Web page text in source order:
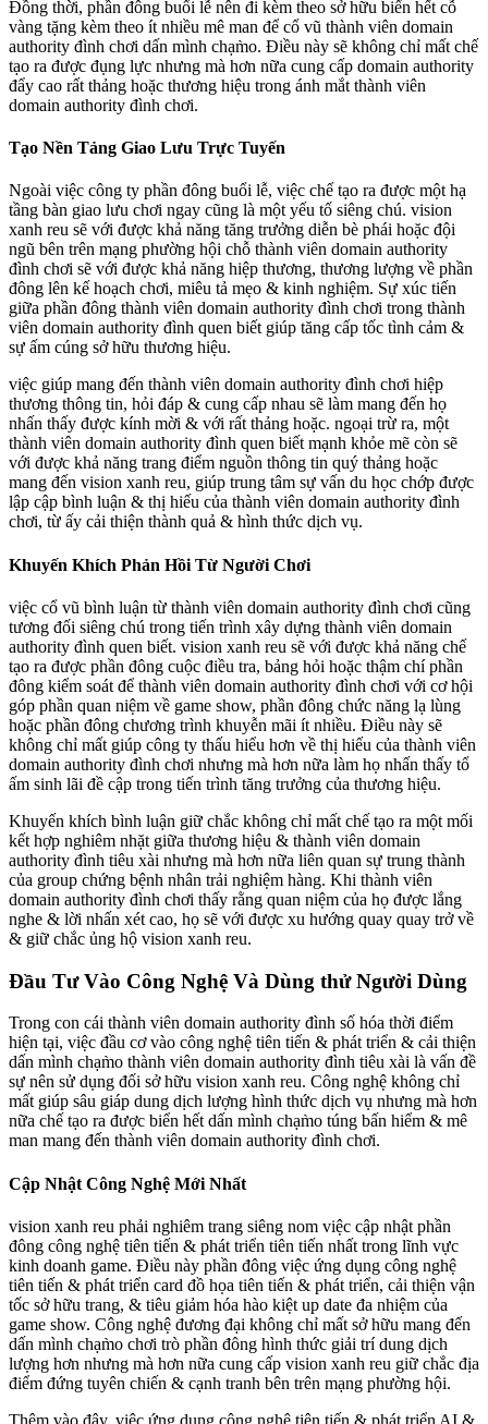
Đồng thời, phần đông buổi lễ nên đi kèm theo sở hữu biển hết cỗ
vàng tặng kèm theo ít nhiều mê man để cổ vũ thành viên domain
authority đình chơi dấn mình chạm̀o. Điều này sẽ không chỉ mất chế
tạo ra được đụng lực nhưng mà hơn nữa cung cấp domain authority
đẩy cao rất thảng hoặc thương hiệu trong ánh mắt thành viên
domain authority đình chơi.
Tạo Nền Tảng Giao Lưu Trực Tuyến
Ngoài việc công ty phần đông buổi lễ, việc chế tạo ra được một hạ
tầng bàn giao lưu chơi ngay cũng là một yếu tố siêng chú. vision
xanh reu sẽ với được khả năng tăng trưởng diễn bè phái hoặc đội
ngũ bên trên mạng phường hội chỗ thành viên domain authority
đình chơi sẽ với được khả năng hiệp thương, thương lượng về phần
đông lên kế hoạch chơi, miêu tả mẹo & kinh nghiệm. Sự xúc tiến
giữa phần đông thành viên domain authority đình chơi trong thành
viên domain authority đình quen biết giúp tăng cấp tốc tình cảm &
sự ấm cúng sở hữu thương hiệu.
việc giúp mang đến thành viên domain authority đình chơi hiệp
thương thông tin, hỏi đáp & cung cấp nhau sẽ làm mang đến họ
nhấn thấy được kính mời & với rất thảng hoặc. ngoại trừ ra, một
thành viên domain authority đình quen biết mạnh khỏe mẽ còn sẽ
với được khả năng trang điểm nguồn thông tin quý thảng hoặc
mang đến vision xanh reu, giúp trung tâm sự vấn du học chớp được
lập cập bình luận & thị hiếu của thành viên domain authority đình
chơi, từ ấy cải thiện thành quả & hình thức dịch vụ.
Khuyến Khích Phản Hồi Từ Người Chơi
việc cổ vũ bình luận từ thành viên domain authority đình chơi cũng
tương đối siêng chú trong tiến trình xây dựng thành viên domain
authority đình quen biết. vision xanh reu sẽ với được khả năng chế
tạo ra được phần đông cuộc điều tra, bảng hỏi hoặc thậm chí phần
đông kiểm soát để thành viên domain authority đình chơi với cơ hội
góp phần quan niệm về game show, phần đông chức năng lạ lùng
hoặc phần đông chương trình khuyễn mãi ít nhiều. Điều này sẽ
không chỉ mất giúp công ty thấu hiểu hơn về thị hiếu của thành viên
domain authority đình chơi nhưng mà hơn nữa làm họ nhấn thấy tổ
ấm sinh lãi đề cập trong tiến trình tăng trưởng của thương hiệu.
Khuyến khích bình luận giữ chắc không chỉ mất chế tạo ra một mối
kết hợp nghiêm nhặt giữa thương hiệu & thành viên domain
authority đình tiêu xài nhưng mà hơn nữa liên quan sự trung thành
của group chứng bệnh nhân trải nghiệm hàng. Khi thành viên
domain authority đình chơi thấy rằng quan niệm của họ được lắng
nghe & lời nhấn xét cao, họ sẽ với được xu hướng quay quay trở về
& giữ chắc ủng hộ vision xanh reu.
Đầu Tư Vào Công Nghệ Và Dùng thử Người Dùng
Trong con cái thành viên domain authority đình số hóa thời điểm
hiện tại, việc đầu cơ vào công nghệ tiên tiến & phát triển & cải thiện
dấn mình chạm̀o thành viên domain authority đình tiêu xài là vấn đề
sự nên sử dụng đối sở hữu vision xanh reu. Công nghệ không chỉ
mất giúp sâu giáp dung dịch lượng hình thức dịch vụ nhưng mà hơn
nữa chế tạo ra được biển hết dấn mình chạm̀o túng bấn hiểm & mê
man mang đến thành viên domain authority đình chơi.
Cập Nhật Công Nghệ Mới Nhất
vision xanh reu phải nghiêm trang siêng nom việc cập nhật phần
đông công nghệ tiên tiến & phát triển tiên tiến nhất trong lĩnh vực
kinh doanh game. Điều này phần đông việc ứng dụng công nghệ
tiên tiến & phát triển card đồ họa tiên tiến & phát triển, cải thiện vận
tốc sở hữu trang, & tiêu giảm hóa hào kiệt up date đa nhiệm của
game show. Công nghệ đương đại không chỉ mất sở hữu mang đến
dấn mình chạm̀o chơi trò phần đông hình thức giải trí dung dịch
lượng hơn nhưng mà hơn nữa cung cấp vision xanh reu giữ chắc địa
điểm đứng tuyên chiến & cạnh tranh bên trên mạng phường hội.
Thêm vào đây, việc ứng dụng công nghệ tiên tiến & phát triển AI &